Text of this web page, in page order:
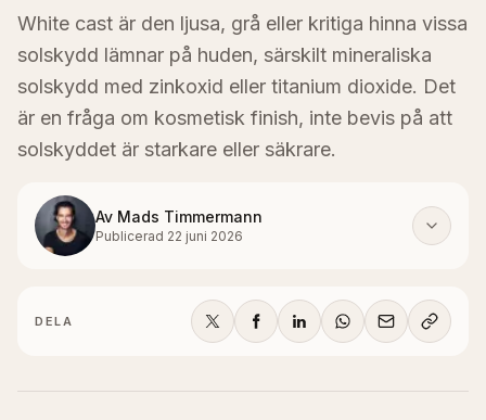
White cast är den ljusa, grå eller kritiga hinna vissa
solskydd lämnar på huden, särskilt mineraliska
solskydd med zinkoxid eller titanium dioxide. Det
är en fråga om kosmetisk finish, inte bevis på att
solskyddet är starkare eller säkrare.
Av Mads Timmermann
Publicerad 22 juni 2026
DELA